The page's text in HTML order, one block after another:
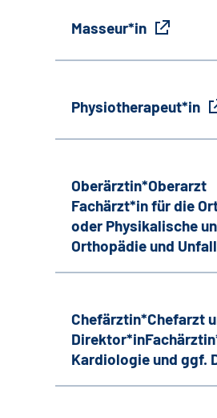
Masseur*in
Physiotherapeut*in
Oberärztin*Oberarzt
Fachärzt*in für die
oder Physikalische
Orthopädie und
Chefärztin*Chefarzt
Kardiologie und ggf.